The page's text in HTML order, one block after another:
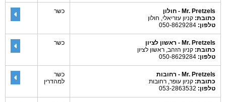
Mr. Pretzels - חולון
כתובת: קניון עזריאלי, חולון
טלפון:
כשר
Mr. Pretzels - ראשון לציון
כתובת: קניון הזהב, ראשון לציון
טלפון:
כשר
Mr. Pretzels - רחובות
כתובת: קניון עופר, רחובות
טלפון:
כשר
למהדרין